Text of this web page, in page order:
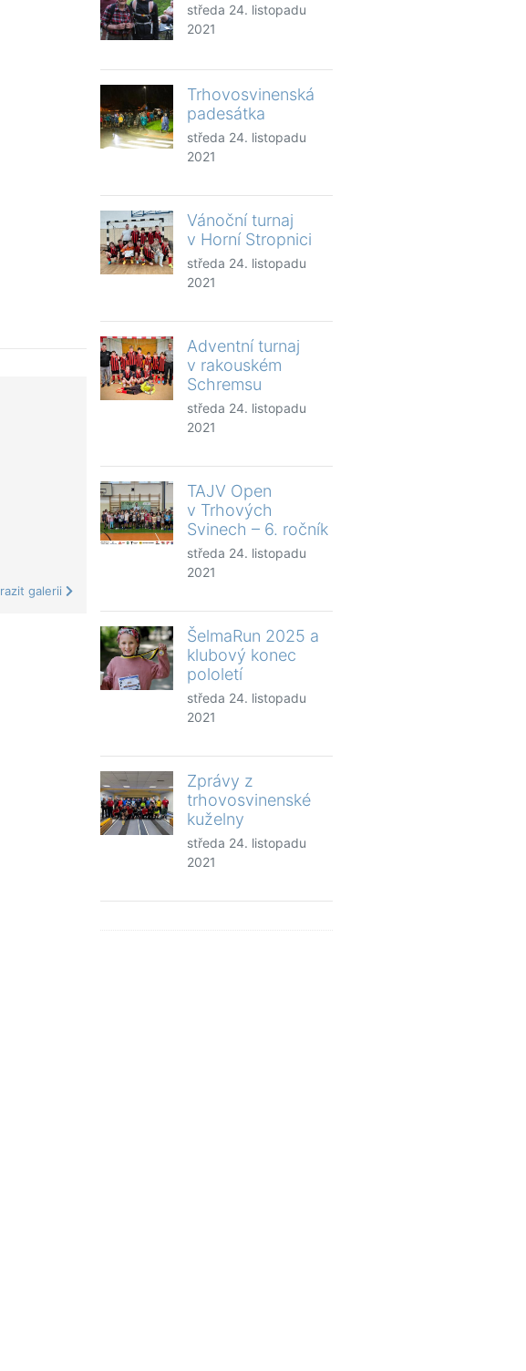
galerii
středa 24. listopadu
2021
Trhovosvinenská
padesátka
středa 24. listopadu
2021
Vánoční turnaj
v Horní Stropnici
středa 24. listopadu
2021
Adventní turnaj
v rakouském
Schremsu
středa 24. listopadu
2021
TAJV Open
v Trhových
Svinech – 6. ročník
středa 24. listopadu
2021
ŠelmaRun 2025 a
klubový konec
pololetí
středa 24. listopadu
2021
Zprávy z
trhovosvinenské
kuželny
středa 24. listopadu
2021